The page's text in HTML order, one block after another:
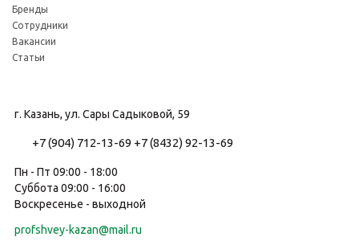
г. Казань, ул. Сары Садыковой, 59
+7 (904) 712-13-69 +7 (8432) 92-13-69
Пн - Пт 09:00 - 18:00
Суббота 09:00 - 16:00
Воскресенье - выходной
profshvey-kazan@mail.ru
Бренды
Сотрудники
Вакансии
Статьи